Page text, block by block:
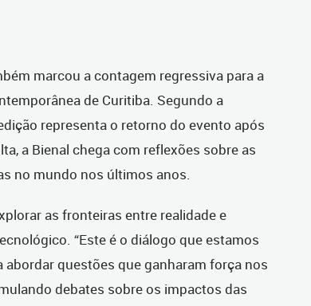
marcou a contagem regressiva para a
de Curitiba. Segundo a
representa o retorno do evento após
a Bienal chega com reflexões sobre as
no mundo nos últimos anos.
as fronteiras entre realidade e
“Este é o diálogo que estamos
questões que ganharam força nos
debates sobre os impactos das